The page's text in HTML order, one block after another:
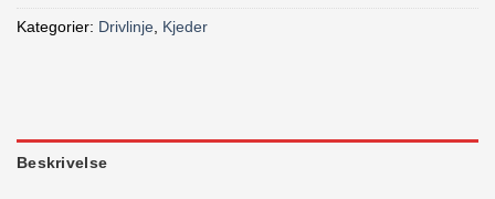
Kategorier: Drivlinje, Kjeder
Beskrivelse